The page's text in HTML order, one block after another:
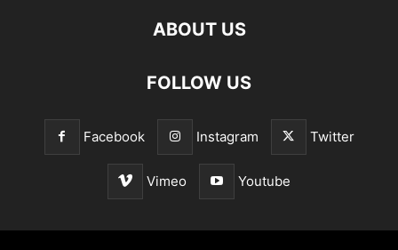
ABOUT US
FOLLOW US
Facebook Instagram Twitter
Vimeo Youtube